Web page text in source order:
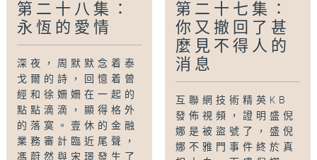
第二十八集：
永恆的愛情
深夜，周默默念着泰
戈爾的詩，回憶着曾
經和徐姍姍在一起的
點點滴滴，顯得格外
的落寞。壹休的金融
業務審計臨近尾聲，
馮蔚然與宋璟發生了
第二十七集：
你又撤回了甚
麼見不得人的
消息
互聯網技術精英KB
發佈視頻，證明盛倪
娜是被盜號了，盛倪
娜不雅門事件終於真